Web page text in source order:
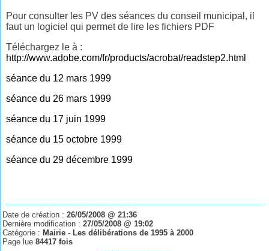
Pour consulter les PV des séances du conseil municipal, il
faut un logiciel qui permet de lire les fichiers PDF
Téléchargez le à :
http://www.adobe.com/fr/products/acrobat/readstep2.html
séance du 12 mars 1999
séance du 26 mars 1999
séance du 17 juin 1999
séance du 15 octobre 1999
séance du 29 décembre 1999
Date de création :26/05/2008 @ 21:36
Dernière modification :27/05/2008 @ 19:02
Catégorie : Mairie - Les délibérations de 1995 à 2000
Page lue84417 fois